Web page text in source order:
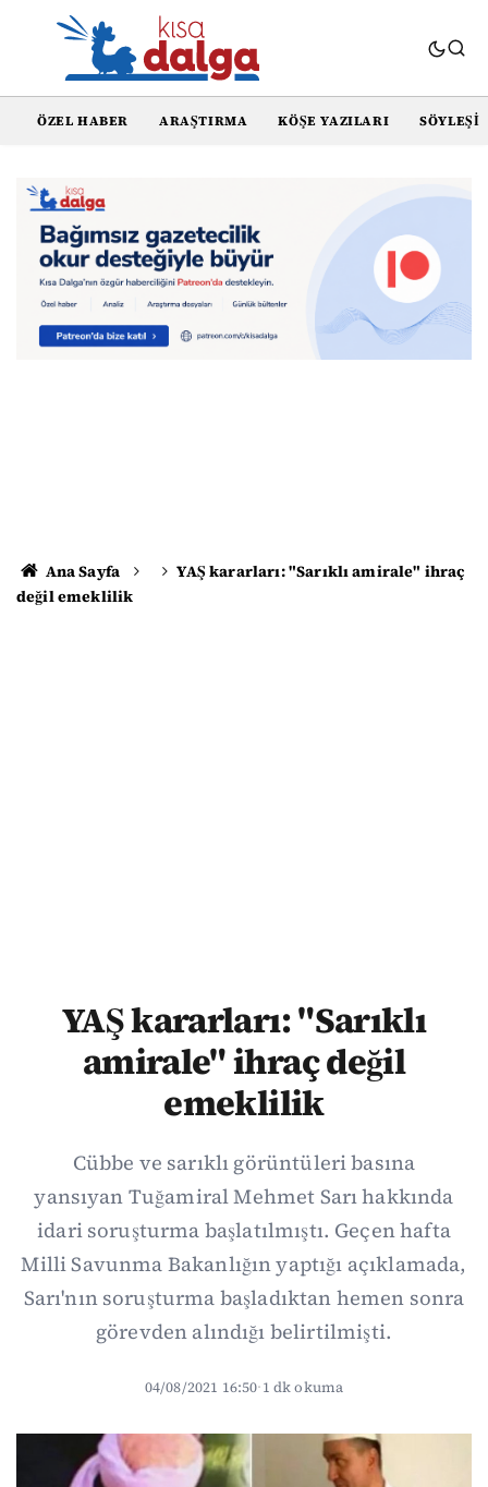
ÖZEL HABER ARAŞTIRMA KÖŞE YAZILARI SÖYLEŞI
Ana Sayfa
YAŞ kararları: "Sarıklı amirale" ihraç
değil emeklilik
YAŞ kararları: "Sarıklı
amirale" ihraç değil
emeklilik
Cübbe ve sarıklı görüntüleri basına
yansıyan Tuğamiral Mehmet Sarı hakkında
idari soruşturma başlatılmıştı. Geçen hafta
Milli Savunma Bakanlığın yaptığı açıklamada,
Sarı'nın soruşturma başladıktan hemen sonra
görevden alındığı belirtilmişti.
04/08/2021 16:50·1 dk okuma